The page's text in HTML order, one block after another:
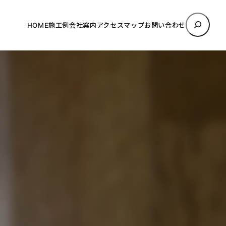
HOME施工例会社案内アクセスマップお問い合わせ
検
索